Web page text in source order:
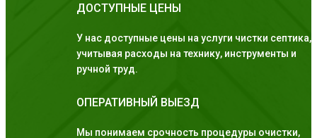
ДОСТУПНЫЕ ЦЕНЫ
У нас доступные цены на услуги чистки септика,
учитывая расходы на технику, инструменты и
ручной труд.
ОПЕРАТИВНЫЙ ВЫЕЗД
Мы понимаем срочность процедуры очистки,